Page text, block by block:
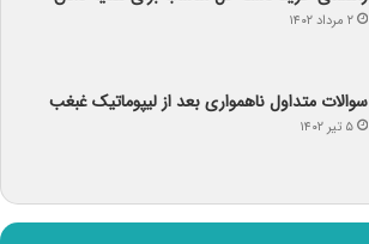
۲ مرداد ۱۴۰۲
سوالات متداول ناهمواری بعد از لیپوماتیک غبغب
۵ تیر ۱۴۰۲